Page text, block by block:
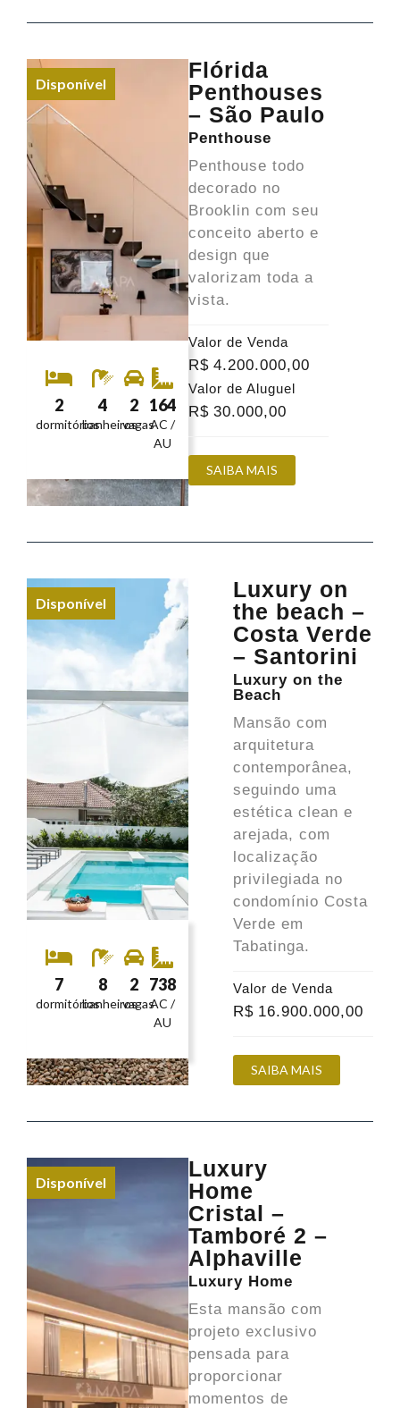
Disponível
2
dormitórios
4
banheiros
2
vagas
164
AC /
AU
Flórida
Penthouses
– São Paulo
Penthouse
Penthouse todo
decorado no
Brooklin com seu
conceito aberto e
design que
valorizam toda a
vista.
Valor de Venda
R$ 4.200.000,00
Valor de Aluguel
R$ 30.000,00
SAIBA MAIS
Disponível
7
dormitórios
8
banheiros
2
vagas
738
AC /
AU
Luxury on
the beach –
Costa Verde
– Santorini
Luxury on the
Beach
Mansão com
arquitetura
contemporânea,
seguindo uma
estética clean e
arejada, com
localização
privilegiada no
condomínio Costa
Verde em
Tabatinga.
Valor de Venda
R$ 16.900.000,00
SAIBA MAIS
Disponível
Luxury
Home
Cristal –
Tamboré 2 –
Alphaville
Luxury Home
Esta mansão com
projeto exclusivo
pensada para
proporcionar
momentos de